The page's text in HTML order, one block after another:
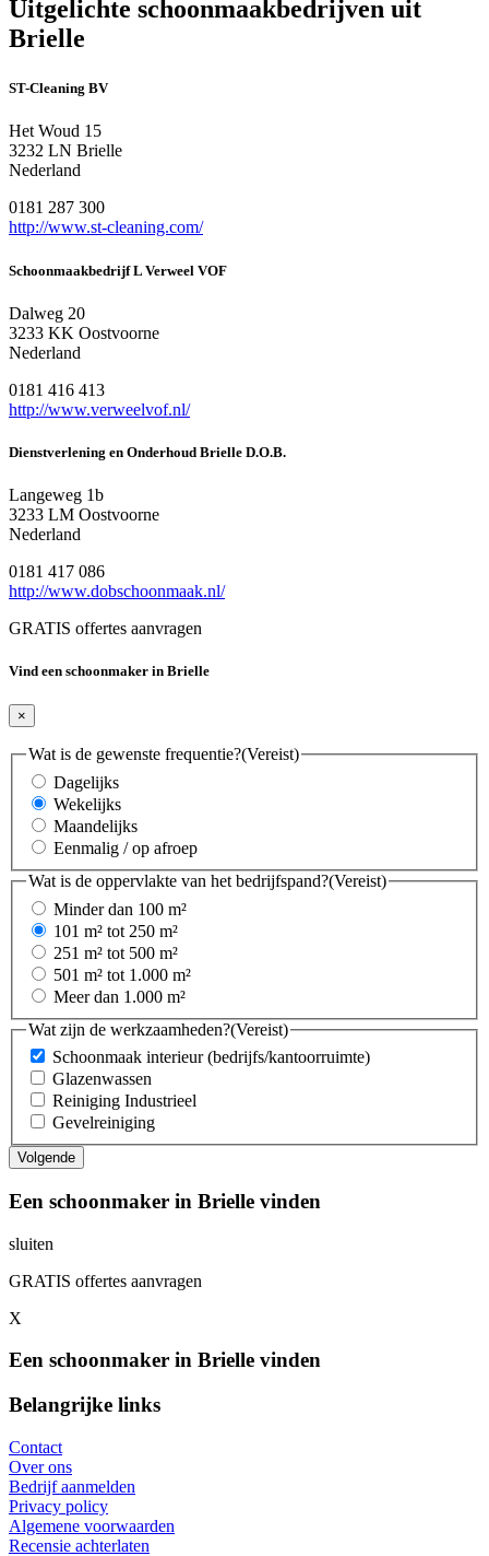
Uitgelichte schoonmaakbedrijven uit
Brielle
ST-Cleaning BV
Het Woud 15
3232 LN Brielle
Nederland
0181 287 300
http://www.st-cleaning.com/
Schoonmaakbedrijf L Verweel VOF
Dalweg 20
3233 KK Oostvoorne
Nederland
0181 416 413
http://www.verweelvof.nl/
Dienstverlening en Onderhoud Brielle D.O.B.
Langeweg 1b
3233 LM Oostvoorne
Nederland
0181 417 086
http://www.dobschoonmaak.nl/
GRATIS offertes aanvragen
Vind een schoonmaker in Brielle
×
Wat is de gewenste frequentie?(Vereist)
Dagelijks
Wekelijks
Maandelijks
Eenmalig / op afroep
Wat is de oppervlakte van het bedrijfspand?(Vereist)
Minder dan 100 m²
101 m² tot 250 m²
251 m² tot 500 m²
501 m² tot 1.000 m²
Meer dan 1.000 m²
Wat zijn de werkzaamheden?(Vereist)
Schoonmaak interieur (bedrijfs/kantoorruimte)
Glazenwassen
Reiniging Industrieel
Gevelreiniging
Een schoonmaker in Brielle vinden
sluiten
GRATIS offertes aanvragen
X
Een schoonmaker in Brielle vinden
Belangrijke links
Contact
Over ons
Bedrijf aanmelden
Privacy policy
Algemene voorwaarden
Recensie achterlaten